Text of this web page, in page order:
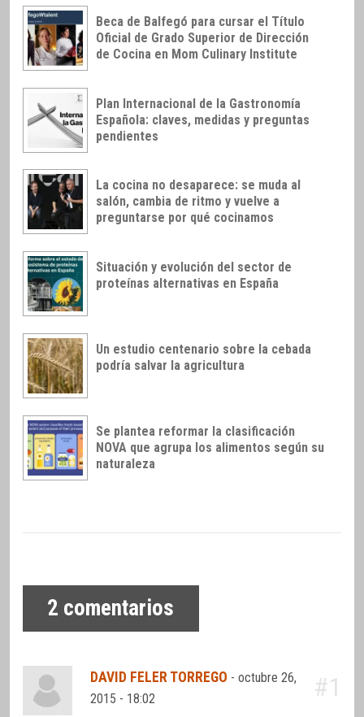
Beca de Balfegó para cursar el Título
Oficial de Grado Superior de Dirección
de Cocina en Mom Culinary Institute
Plan Internacional de la Gastronomía
Española: claves, medidas y preguntas
pendientes
La cocina no desaparece: se muda al
salón, cambia de ritmo y vuelve a
preguntarse por qué cocinamos
Situación y evolución del sector de
proteínas alternativas en España
Un estudio centenario sobre la cebada
podría salvar la agricultura
Se plantea reformar la clasificación
NOVA que agrupa los alimentos según su
naturaleza
2 comentarios
DAVID FELER TORREGO -octubre 26,
2015 - 18:02
#1